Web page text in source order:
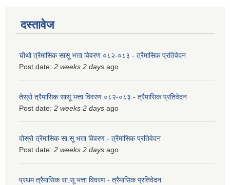
दस्तावेज
चौथो त्रैमासिक सासू भत्ता विवरण ०८२-०८३ - त्रैमासिक प्रतिवेदन
Post date: 2 weeks 2 days ago
तेस्रो त्रैमासिक सासू भत्ता विवरण ०८२-०८३ - त्रैमासिक प्रतिवेदन
Post date: 2 weeks 2 days ago
दोस्रो त्रैमासिक सा.सू भत्ता विवरण - त्रैमासिक प्रतिवेदन
Post date: 2 weeks 2 days ago
प्रथम त्रैमासिक सा.सू भत्ता विवरण - त्रैमासिक प्रतिवेदन